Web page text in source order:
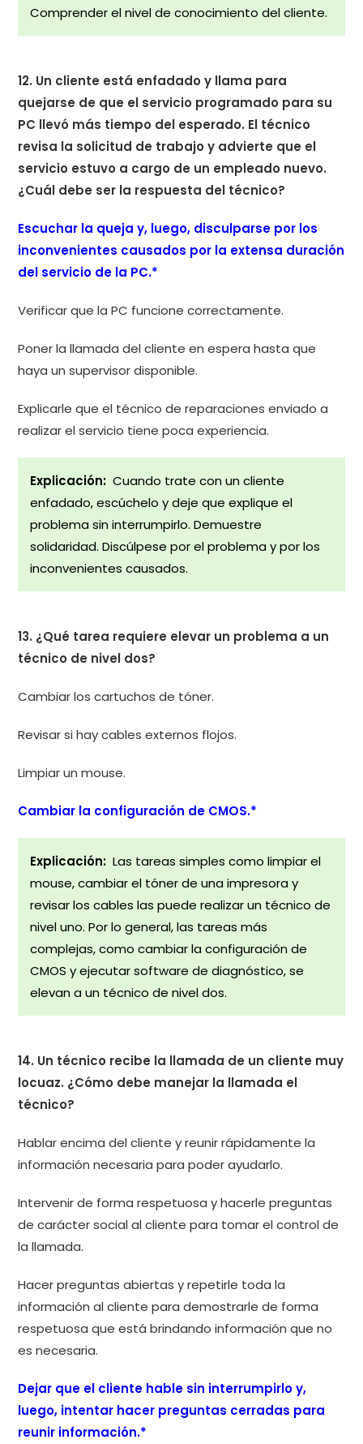
Comprender el nivel de conocimiento del cliente.
12. Un cliente está enfadado y llama para
quejarse de que el servicio programado para su
PC llevó más tiempo del esperado. El técnico
revisa la solicitud de trabajo y advierte que el
servicio estuvo a cargo de un empleado nuevo.
¿Cuál debe ser la respuesta del técnico?
Escuchar la queja y, luego, disculparse por los
inconvenientes causados por la extensa duración
del servicio de la PC.*
Verificar que la PC funcione correctamente.
Poner la llamada del cliente en espera hasta que
haya un supervisor disponible.
Explicarle que el técnico de reparaciones enviado a
realizar el servicio tiene poca experiencia.
Explicación: Cuando trate con un cliente
enfadado, escúchelo y deje que explique el
problema sin interrumpirlo. Demuestre
solidaridad. Discúlpese por el problema y por los
inconvenientes causados.
13. ¿Qué tarea requiere elevar un problema a un
técnico de nivel dos?
Cambiar los cartuchos de tóner.
Revisar si hay cables externos flojos.
Limpiar un mouse.
Cambiar la configuración de CMOS.*
Explicación: Las tareas simples como limpiar el
mouse, cambiar el tóner de una impresora y
revisar los cables las puede realizar un técnico de
nivel uno. Por lo general, las tareas más
complejas, como cambiar la configuración de
CMOS y ejecutar software de diagnóstico, se
elevan a un técnico de nivel dos.
14. Un técnico recibe la llamada de un cliente muy
locuaz. ¿Cómo debe manejar la llamada el
técnico?
Hablar encima del cliente y reunir rápidamente la
información necesaria para poder ayudarlo.
Intervenir de forma respetuosa y hacerle preguntas
de carácter social al cliente para tomar el control de
la llamada.
Hacer preguntas abiertas y repetirle toda la
información al cliente para demostrarle de forma
respetuosa que está brindando información que no
es necesaria.
Dejar que el cliente hable sin interrumpirlo y,
luego, intentar hacer preguntas cerradas para
reunir información.*